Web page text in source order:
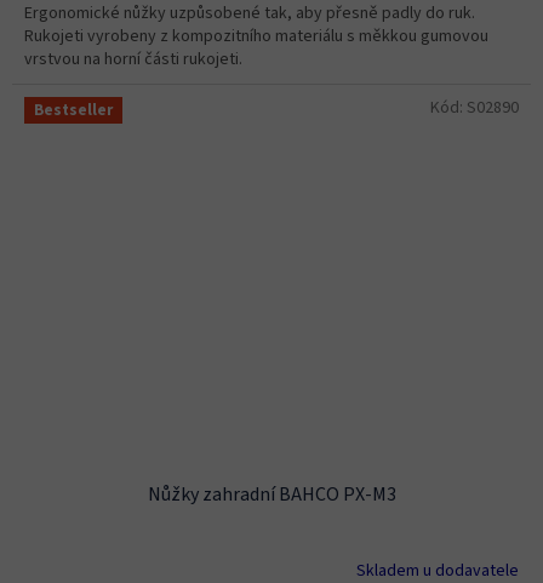
Ergonomické nůžky uzpůsobené tak, aby přesně padly do ruk.
Rukojeti vyrobeny z kompozitního materiálu s měkkou gumovou
vrstvou na horní části rukojeti.
Bestseller
Nůžky zahradní BAHCO PX-M3
Skladem u dodavatele
Kód: S02890